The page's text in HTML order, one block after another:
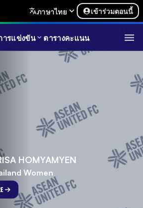
ภาษาไทย เข้าร่วมตอนนี้
ารแข่งขัน ตารางคะแนน
HOMYAMYEN
Women